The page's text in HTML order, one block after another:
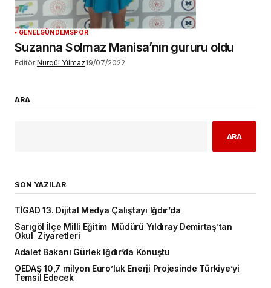
GENELGÜNDEMSPOR
Suzanna Solmaz Manisa’nın gururu oldu
Editör Nurgül Yılmaz19/07/2022
ARA
ARA
SON YAZILAR
TİGAD 13. Dijital Medya Çalıştayı Iğdır’da
Sarıgöl İlçe Milli Eğitim Müdürü Yıldıray Demirtaş’tan
Okul Ziyaretleri
Adalet Bakanı Gürlek Iğdır’da Konuştu
OEDAŞ 10,7 milyon Euro’luk Enerji Projesinde Türkiye’yi
Temsil Edecek